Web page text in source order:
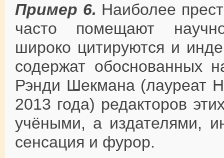
Пример 6. Наиболее
часто помещают
широко цитируются и
содержат обоснованных
Рэнди Шекмана (лауреат
2013 года) редакторов
учёными, а издателями,
сенсация и фурор.